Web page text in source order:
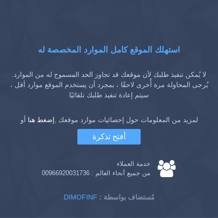
استهلك الموقع كامل الموارد المخصصة له
لا يُمكن تنفيذ طلبك لأن موقعك قد تجاوز الحد المسموح له من الموارد.
يُرجى المحاولة مرة أُخرى لاحقًا ، بمجرد أن يستخدم الموقع موارد أقل ،
سيتم إعادة تنفيذ طلبك تلقائيًا
لمزيد من المعلومات حول إحصائيات موارد موقعك ,إضغط هنا أو
أفتح تذكرة
خدمة العملاء
من جميع أنحاء العالم : 00966920031736
DIMOFINF : مُستضاف بواسطة